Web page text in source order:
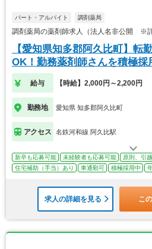
パート・アルバイト 調剤薬局
調剤薬局の薬剤師求人（法人名非公開 ※詳
【愛知県知多郡阿久比町】転
OK！勤務薬剤師さんを積極採
給与 【時給】2,000円～2,200円
勤務地 愛知県 知多郡阿久比町
アクセス 名鉄河和線 阿久比駅
新卒も応募可能 未経験者も応募可能 原則、引
住宅補助（手当）あり
車通勤可 積極採用中
求人の詳細を見る こ